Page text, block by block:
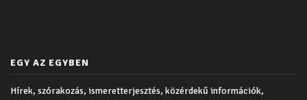
EGY AZ EGYBEN
Hírek, szórakozás, ismeretterjesztés, közérdekű információk,